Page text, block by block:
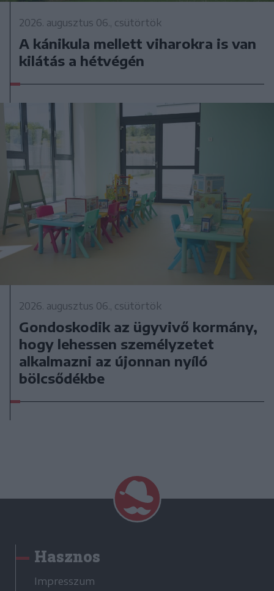
2026. augusztus 06., csütörtök
A kánikula mellett viharokra is van
kilátás a hétvégén
2026. augusztus 06., csütörtök
Gondoskodik az ügyvivő kormány,
hogy lehessen személyzetet
alkalmazni az újonnan nyíló
bölcsődékbe
Hasznos
Impresszum